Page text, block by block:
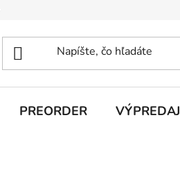
PREORDER VÝPREDAJ